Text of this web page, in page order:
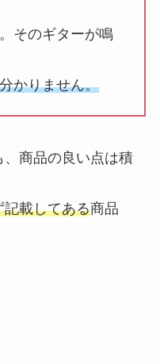
そのギターが鳴
かりません。
商品の良い点は積
記載してある商品